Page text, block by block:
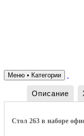
Меню • Категории
Описание
Стол 263 в наборе